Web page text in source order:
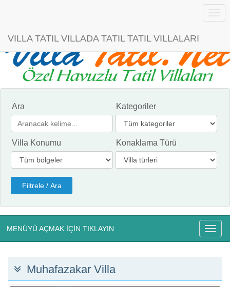
VILLA TATIL VILLADA TATIL TATIL VILLALARI
Ara Kategoriler
Villa Konumu Konaklama Türü
MENÜYÜ AÇMAK İÇİN TIKLAYIN
Muhafazakar Villa